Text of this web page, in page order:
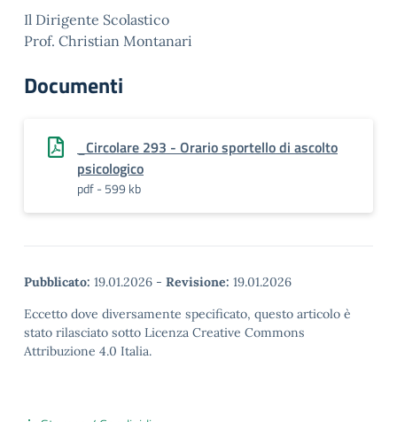
Il Dirigente Scolastico
Prof. Christian Montanari
Documenti
_Circolare 293 - Orario sportello di ascolto
psicologico
pdf - 599 kb
Pubblicato: 19.01.2026 - Revisione: 19.01.2026
Eccetto dove diversamente specificato, questo articolo è
stato rilasciato sotto Licenza Creative Commons
Attribuzione 4.0 Italia.